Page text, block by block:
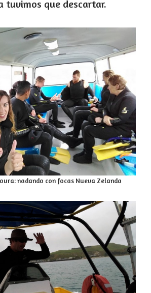
tuvimos que descartar.
nadando con focas Nueva Zelanda